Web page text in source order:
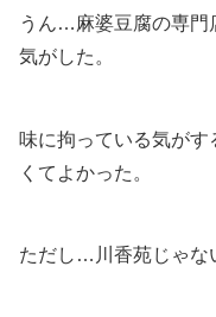
うん…麻婆豆腐の専門
気がした。
味に拘っている気が
くてよかった。
ただし…川香苑じゃな